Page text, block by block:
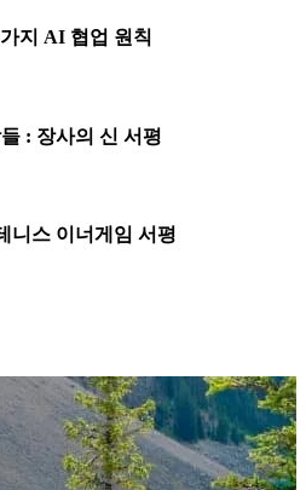
지 AI 협업 원칙
: 장사의 신 서평
니스 이너게임 서평